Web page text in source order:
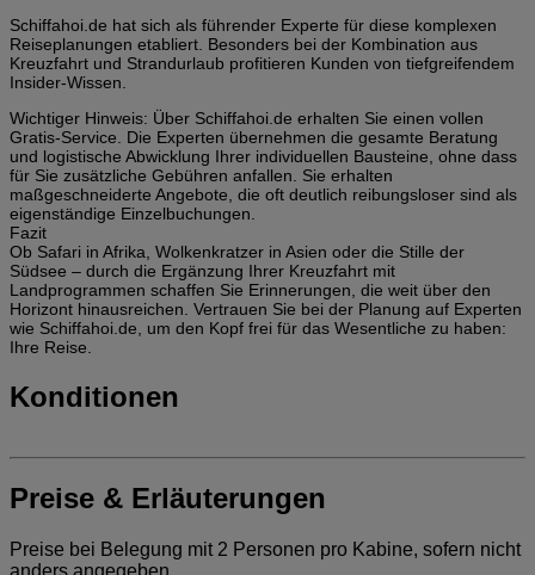
Schiffahoi.de hat sich als führender Experte für diese komplexen
Reiseplanungen etabliert. Besonders bei der Kombination aus
Kreuzfahrt und Strandurlaub profitieren Kunden von tiefgreifendem
Insider-Wissen.
Wichtiger Hinweis: Über Schiffahoi.de erhalten Sie einen vollen
Gratis-Service. Die Experten übernehmen die gesamte Beratung
und logistische Abwicklung Ihrer individuellen Bausteine, ohne dass
für Sie zusätzliche Gebühren anfallen. Sie erhalten
maßgeschneiderte Angebote, die oft deutlich reibungsloser sind als
eigenständige Einzelbuchungen.
Fazit
Ob Safari in Afrika, Wolkenkratzer in Asien oder die Stille der
Südsee – durch die Ergänzung Ihrer Kreuzfahrt mit
Landprogrammen schaffen Sie Erinnerungen, die weit über den
Horizont hinausreichen. Vertrauen Sie bei der Planung auf Experten
wie Schiffahoi.de, um den Kopf frei für das Wesentliche zu haben:
Ihre Reise.
Konditionen
Preise & Erläuterungen
Preise bei Belegung mit 2 Personen pro Kabine, sofern nicht